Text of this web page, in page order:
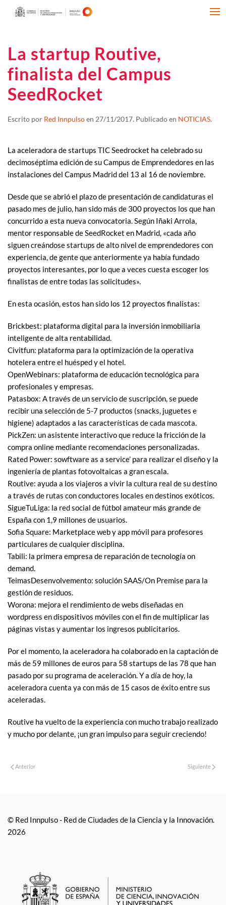
La startup Routive,
finalista del Campus
SeedRocket
Escrito por Red Innpulsoen 27/11/2017. Publicado en NOTICIAS.
La aceleradora de startups TIC Seedrocket ha celebrado su
decimoséptima edición de su Campus de Emprendedores en las
instalaciones del Campus Madrid del 13 al 16 de noviembre.
Desde que se abrió el plazo de presentación de candidaturas el
pasado mes de julio, han sido más de 300 proyectos los que han
concurrido a esta nueva convocatoria. Según Iñaki Arrola,
mentor responsable de SeedRocket en Madrid, «cada año
siguen creándose startups de alto nivel de emprendedores con
experiencia, de gente que anteriormente ya había fundado
proyectos interesantes, por lo que a veces cuesta escoger los
finalistas de entre todas las solicitudes».
En esta ocasión, estos han sido los 12 proyectos finalistas:
Brickbest: plataforma digital para la inversión inmobiliaria
inteligente de alta rentabilidad.
Civitfun: plataforma para la optimización de la operativa
hotelera entre el huésped y el hotel.
OpenWebinars: plataforma de educación tecnológica para
profesionales y empresas.
Patasbox: A través de un servicio de suscripción, se puede
recibir una selección de 5-7 productos (snacks, juguetes e
higiene) adaptados a las características de cada mascota.
PickZen: un asistente interactivo que reduce la fricción de la
compra online mediante recomendaciones personalizadas.
Rated Power: sowftware as a service’ para realizar el diseño y la
ingeniería de plantas fotovoltaicas a gran escala.
Routive: ayuda a los viajeros a vivir la cultura real de su destino
a través de rutas con conductores locales en destinos exóticos.
SigueTuLiga: la red social de fútbol amateur más grande de
España con 1,9 millones de usuarios.
Sofia Square: Marketplace web y app móvil para profesores
particulares de cualquier disciplina.
Tabili: la primera empresa de reparación de tecnología on
demand.
TeimasDesenvolvemento: solución SAAS/On Premise para la
gestión de residuos.
Worona: mejora el rendimiento de webs diseñadas en
wordpress en dispositivos móviles con el fin de multiplicar las
páginas vistas y aumentar los ingresos publicitarios.
Por el momento, la aceleradora ha colaborado en la captación de
más de 59 millones de euros para 58 startups de las 78 que han
pasado por su programa de aceleración. Y a día de hoy, la
aceleradora cuenta ya con más de 15 casos de éxito entre sus
aceleradas.
Routive ha vuelto de la experiencia con mucho trabajo realizado
y mucho por delante, ¡un gran impulso para seguir creciendo!
Anterior Siguiente
© Red Innpulso - Red de Ciudades de la Ciencia y la Innovación.
2026